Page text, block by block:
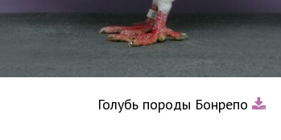
Голубь породы Бонрепо